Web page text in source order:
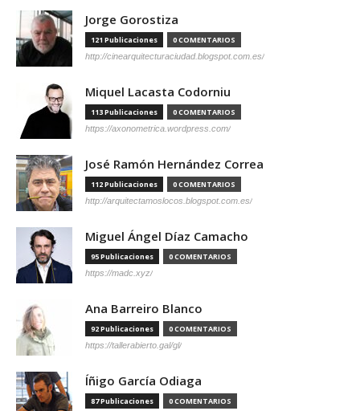
Jorge Gorostiza
121 Publicaciones 0 COMENTARIOS
http://cinearquitecturaciudad.blogspot.com.es/
Miquel Lacasta Codorniu
113 Publicaciones 0 COMENTARIOS
https://axonometrica.wordpress.com/
José Ramón Hernández Correa
112 Publicaciones 0 COMENTARIOS
http://arquitectamoslocos.blogspot.com.es/
Miguel Ángel Díaz Camacho
95 Publicaciones 0 COMENTARIOS
https://madc.xyz/
Ana Barreiro Blanco
92 Publicaciones 0 COMENTARIOS
https://tallerabierto.gal/gl/
Íñigo García Odiaga
87 Publicaciones 0 COMENTARIOS